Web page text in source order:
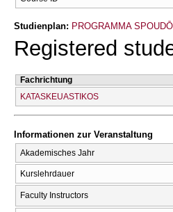
Studienplan: PROGRAMMA
Registered
Fachrichtung
KATASKEUASTIKOS
Informationen zur Veranstaltung
Akademisches Jahr
Kurslehrdauer
Faculty Instructors